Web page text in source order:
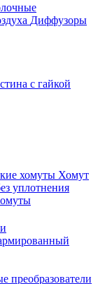
Диффузоры
с гайкой
хомуты Хомут
уплотнения
преобразователи